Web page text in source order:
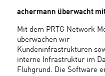
achermann überwacht
Mit dem PRTG Network
überwachen wir
Kundeninfrastrukturen
interne Infrastruktur im
Fluhgrund. Die Software